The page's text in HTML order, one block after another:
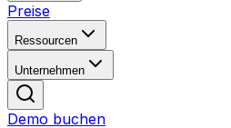
Preise
Ressourcen
Unternehmen
Demo buchen